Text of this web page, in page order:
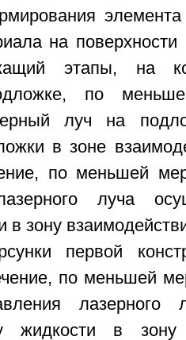
на
этапы, на
по
луч на
в зоне
по меньшей
луча
в зону
первой
по меньшей
лазерного
жидкости в зону